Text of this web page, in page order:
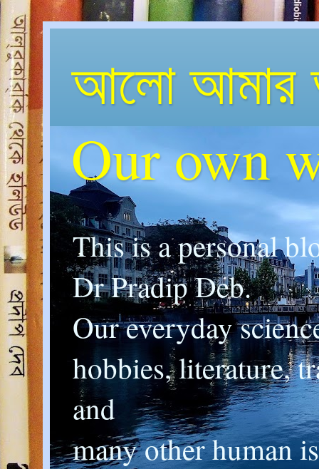
আলো আমার
Our own
This is a personal
Dr Pradip Deb.
Our everyday
hobbies, literature,
and
many other human